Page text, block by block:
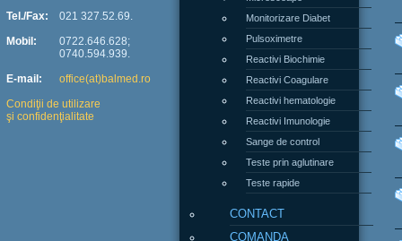
Monitorizare Diabet
Pulsoximetre
Reactivi Biochimie
Reactivi Coagulare
Reactivi hematologie
Reactivi Imunologie
Sange de control
Teste prin aglutinare
Teste rapide
CONTACT
COMANDA
Tel./Fax:
Mobil:
E-mail:
021 327.52.69.
0722.646.628;
0740.594.939.
office(at)balmed.ro
Condiţii de utilizare
şi confidenţialitate